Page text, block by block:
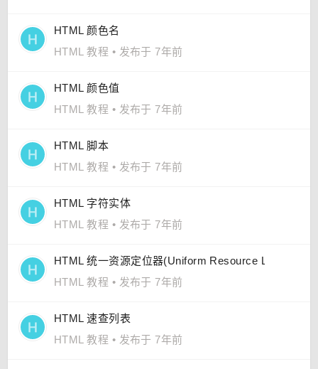
HTML 颜色名
HTML 教程 • 发布于 7年前
HTML 颜色值
HTML 教程 • 发布于 7年前
HTML 脚本
HTML 教程 • 发布于 7年前
HTML 字符实体
HTML 教程 • 发布于 7年前
HTML 统一资源定位器(Uniform Resource Locators)
HTML 教程 • 发布于 7年前
HTML 速查列表
HTML 教程 • 发布于 7年前